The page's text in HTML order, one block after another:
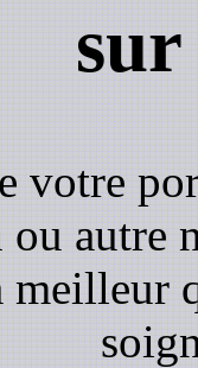
votre
autre
meilleur